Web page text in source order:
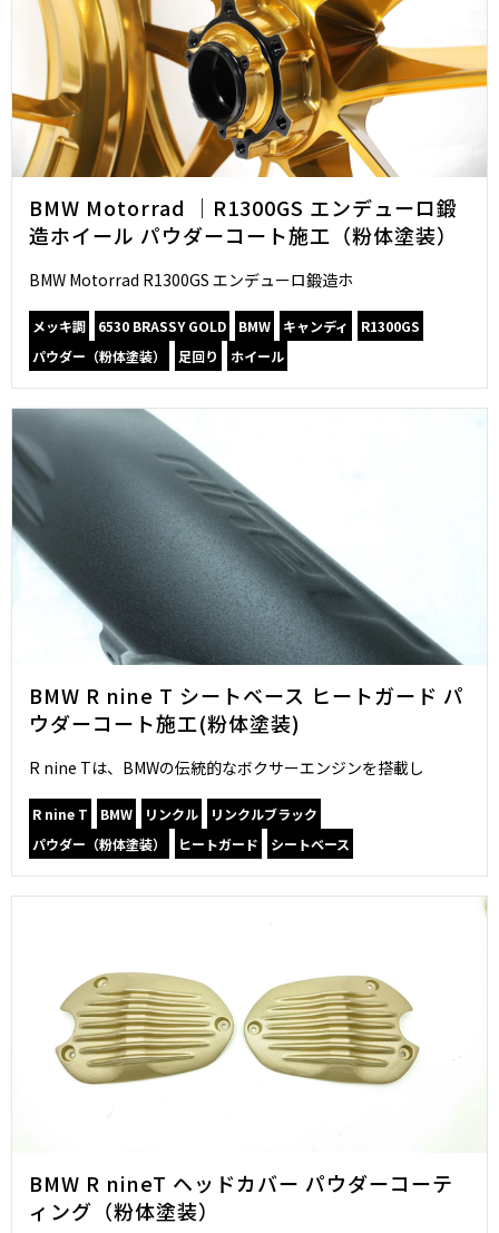
BMW Motorrad ｜R1300GS エンデューロ鍛
造ホイール パウダーコート施工（粉体塗装）
BMW Motorrad R1300GS エンデューロ鍛造ホ
メッキ調 6530 BRASSY GOLD BMW キャンディ
R1300GS
パウダー（粉体塗装）
足回り ホイール
BMW R nine T シートベース ヒートガード パ
ウダーコート施工(粉体塗装)
R nine Tは、BMWの伝統的なボクサーエンジンを搭載し
R nine T BMW リンクル
リンクルブラック
パウダー（粉体塗装）
ヒートガード シートベース
BMW R nineT ヘッドカバー パウダーコーテ
ィング（粉体塗装）